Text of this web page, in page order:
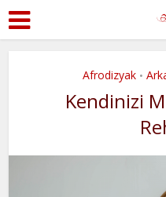
Afrodizyak •
Kendinizi